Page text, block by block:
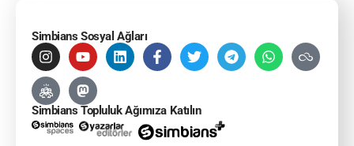
Simbians Sosyal Ağları
Simbians Topluluk Ağımıza Katılın